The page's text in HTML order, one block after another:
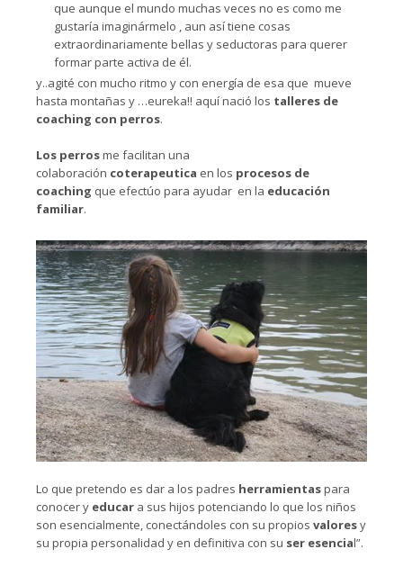
que aunque el mundo muchas veces no es como me
gustaría imaginármelo , aun así tiene cosas
extraordinariamente bellas y seductoras para querer
formar parte activa de él.
y..agité con mucho ritmo y con energía de esa que mueve
hasta montañas y …eureka!! aquí nació los talleres de
coaching con perros.
Los perrosme facilitan una
colaboración coterapeutica en los procesos de
coaching que efectúo para ayudar en la educación
familiar.
Lo que pretendo es dar a los padres herramientaspara
conocer y educar a sus hijos potenciando lo que los niños
son esencialmente, conectándoles con su propios valoresy
su propia personalidad y en definitiva con su ser esencial”.